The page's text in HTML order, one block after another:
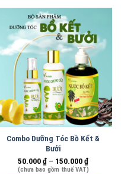
Combo Dưỡng Tóc Bồ Kết &
Bưởi
50.000₫ – 150.000₫
(chưa bao gồm thuế VAT)